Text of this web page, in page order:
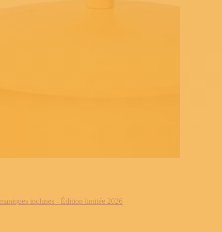
incluses - Édition limitée 2026